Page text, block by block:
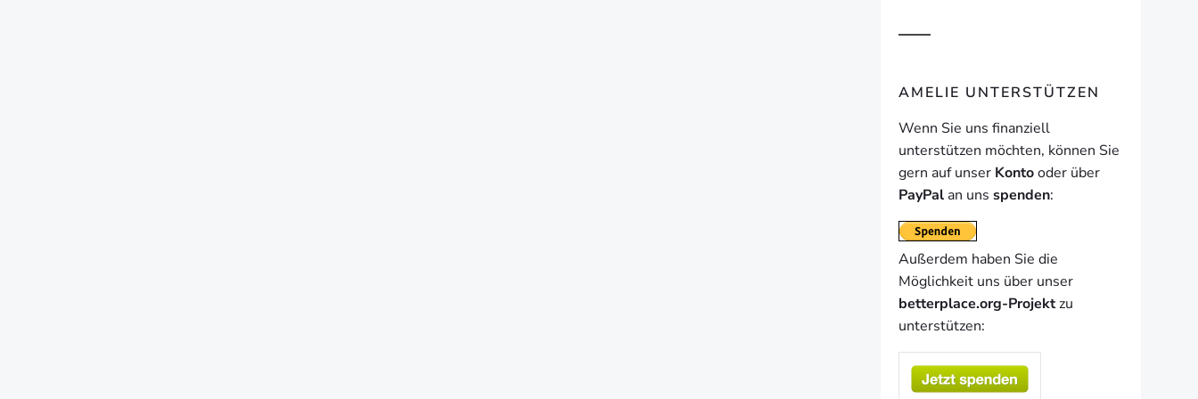
AMELIE UNTERSTÜTZEN
Wenn Sie uns finanziell
unterstützen möchten, können Sie
gern auf unser Kontooder über
PayPal an uns spenden:
Außerdem haben Sie die
Möglichkeit uns über unser
betterplace.org-Projektzu
unterstützen: